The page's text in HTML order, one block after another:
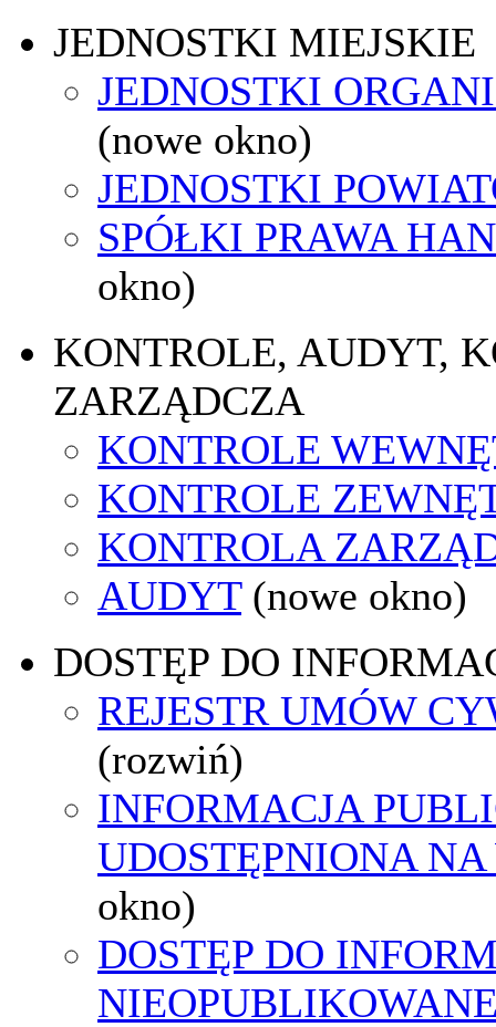
JEDNOSTKI MIEJSKIE
JEDNOSTKI
(nowe okno)
JEDNOSTKI
SPÓŁKI PRAWA
okno)
KONTROLE, AUDYT,
ZARZĄDCZA
KONTROLE
KONTROLE
KONTROLA
AUDYT (nowe okno)
DOSTĘP DO
REJESTR UMÓW
(rozwiń)
INFORMACJA
UDOSTĘPNIONA
okno)
DOSTĘP DO